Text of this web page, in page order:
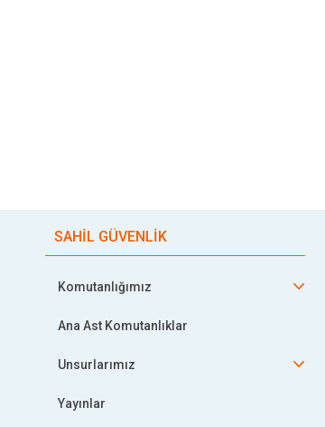
SAHİL GÜVENLİK
Komutanlığımız
Ana Ast Komutanlıklar
Unsurlarımız
Yayınlar